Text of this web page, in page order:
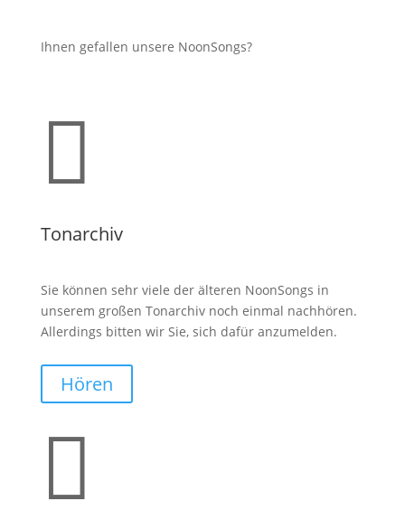
Ihnen gefallen unsere NoonSongs?

Tonarchiv
Sie können sehr viele der älteren NoonSongs in
unserem großen Tonarchiv noch einmal nachhören.
Allerdings bitten wir Sie, sich dafür anzumelden.
Hören
